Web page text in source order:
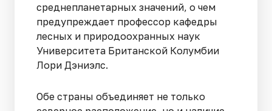
среднепланетарных значений, о чем
предупреждает профессор кафедры
лесных и природоохранных наук
Университета Британской Колумбии
Лори Дэниэлс.
Обе страны объединяет не только